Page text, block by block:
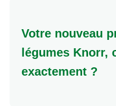
Votre nouveau
légumes Knorr,
exactement ?